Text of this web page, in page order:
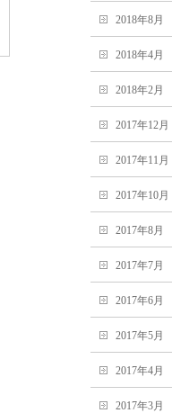
2018年8月
2018年4月
2018年2月
2017年12月
2017年11月
2017年10月
2017年8月
2017年7月
2017年6月
2017年5月
2017年4月
2017年3月